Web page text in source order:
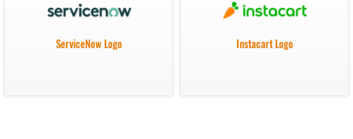
ServiceNow Logo Instacart Logo